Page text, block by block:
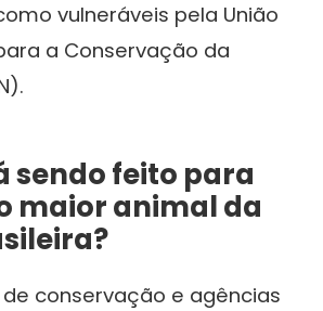
vulneráveis pela União
a Conservação da
sendo feito para
maior animal da
?
conservação e agências